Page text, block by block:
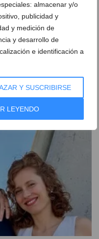
almacenar y/o
publicidad y
y medición de
y desarrollo de
e identificación a
Y SUSCRIBIRSE
LEYENDO
de cine de playa
masculino